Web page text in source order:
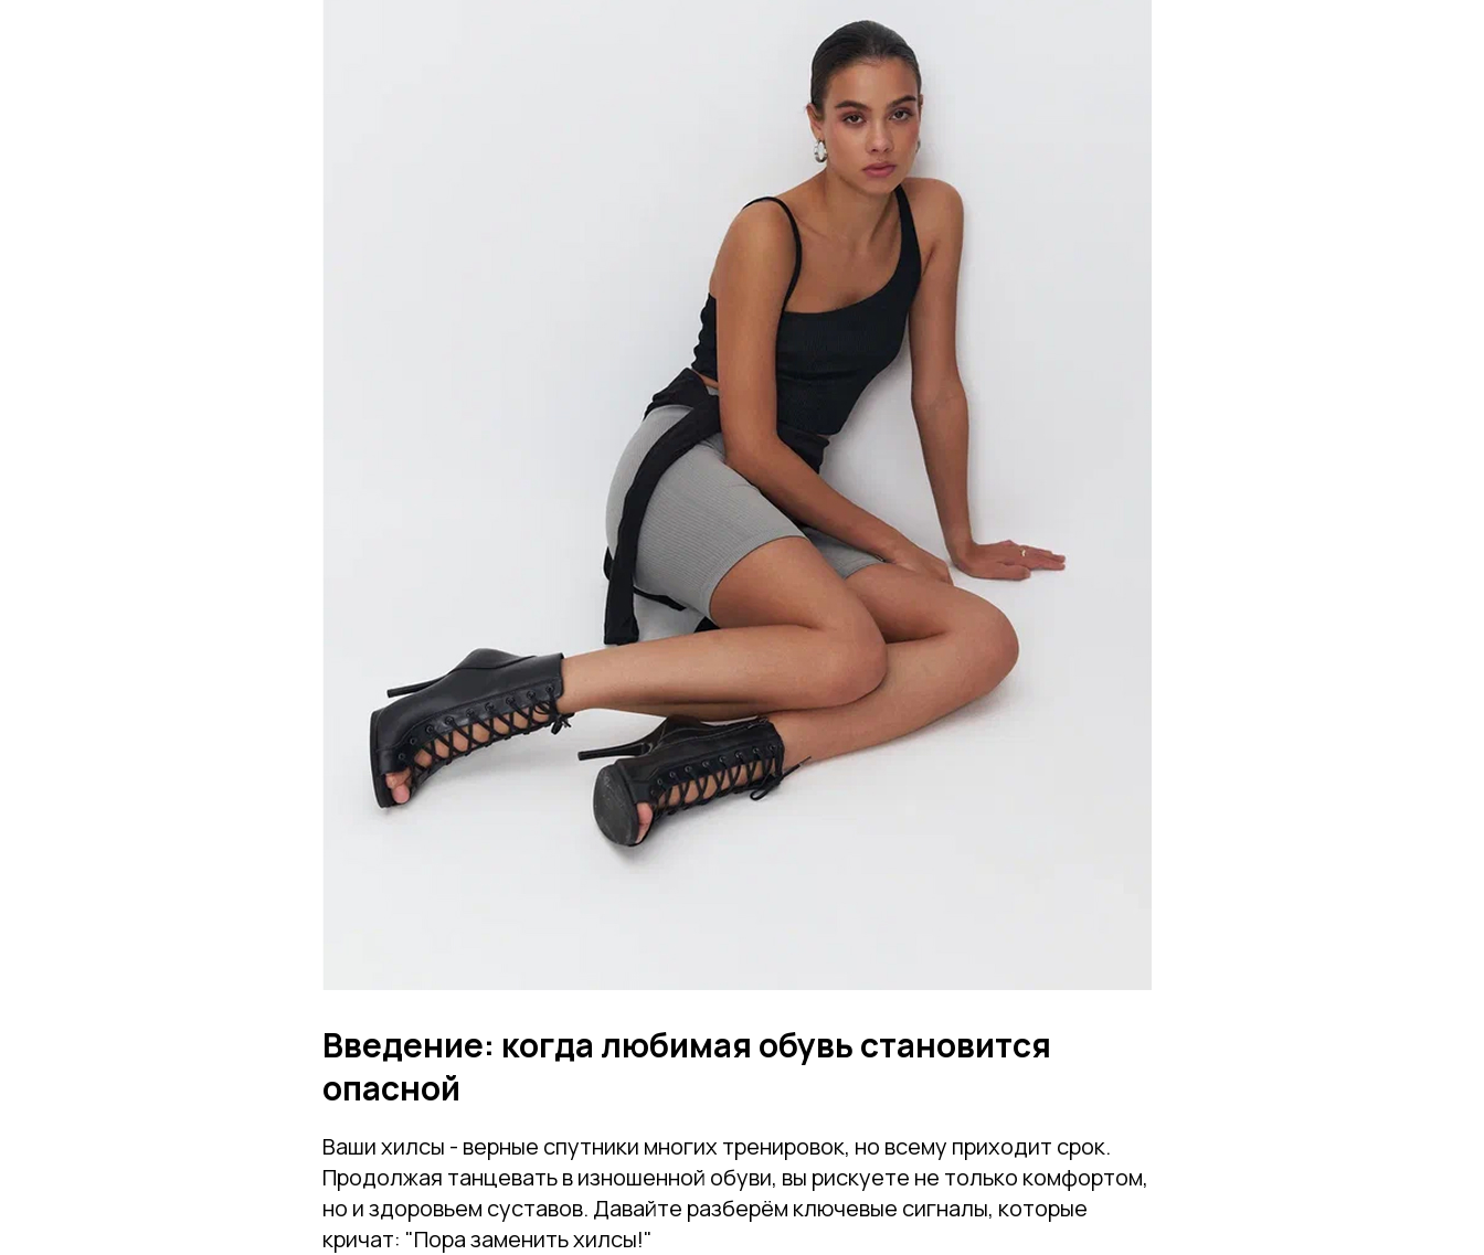
Введение: когда любимая обувь становится
опасной
Ваши хилсы - верные спутники многих тренировок, но всему приходит срок.
Продолжая танцевать в изношенной обуви, вы рискуете не только комфортом,
но и здоровьем суставов. Давайте разберём ключевые сигналы, которые
кричат: "Пора заменить хилсы!"